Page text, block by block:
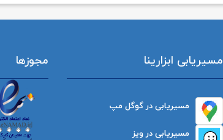
مسیریابی ابزارینا
مسیریابی در گوگل مپ
مسیریابی در ویز
مجوزها